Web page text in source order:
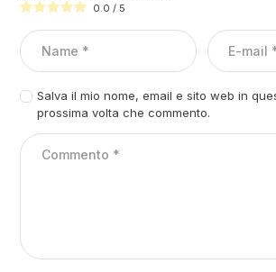
0.0 / 5
Salva il mio nome, email e sito web in
prossima volta che commento.